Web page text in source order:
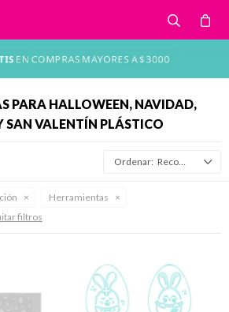
PARA HALLOWEEN, NAVIDAD,
SAN VALENTÍN PLÁSTICO
Recomendados
Herramientas
filtros